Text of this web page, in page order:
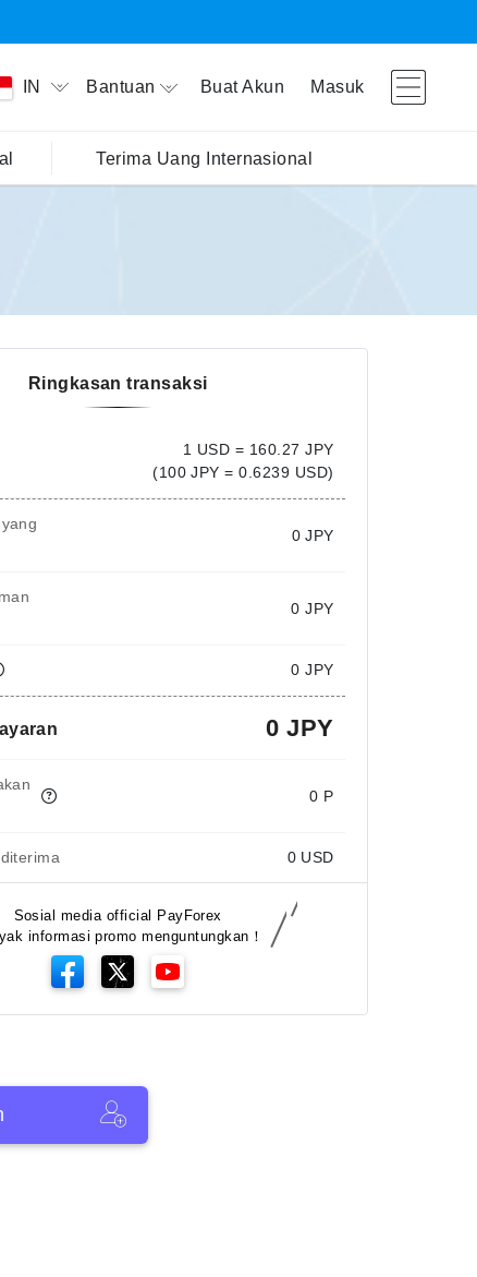
IN Bantuan Buat Akun Masuk
Terima Uang Internasional
Ringkasan transaksi
1 USD = 160.27 JPY
(100 JPY = 0.6239 USD)
0 JPY
0 JPY
0 JPY
0 JPY
0 P
0 USD
Sosial media official PayForex
informasi promo menguntungkan！